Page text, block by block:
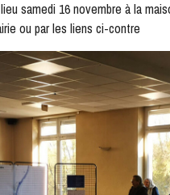
samedi 16 novembre à la
ou par les liens ci-contre